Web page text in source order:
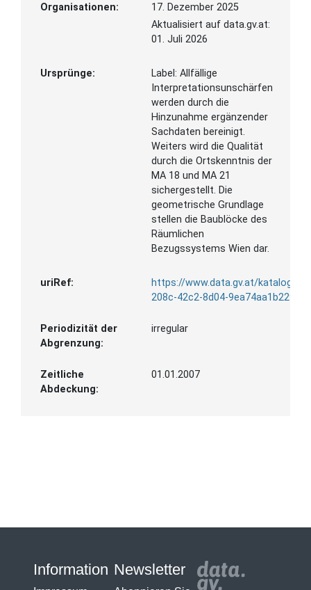
Organisationen:
17. Dezember 2025
Aktualisiert auf data.gv.at:
01. Juli 2026
Ursprünge: Label: Allfällige
Interpretationsunschärfen
werden durch die
Hinzunahme ergänzender
Sachdaten bereinigt.
Weiters wird die Qualität
durch die Ortskenntnis der
MA 18 und MA 21
sichergestellt. Die
geometrische Grundlage
stellen die Baublöcke des
Räumlichen
Bezugssystems Wien dar.
uriRef:
https://www.data.gv.at/katalog/
208c-42c2-8d04-9ea74aa1b229
Periodizität der
Abgrenzung:
irregular
Zeitliche
Abdeckung:
01.01.2007
Information Newsletter